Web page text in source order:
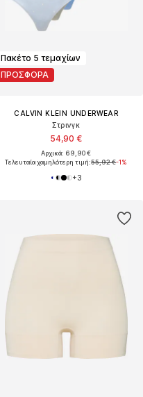
Πακέτο 5 τεμαχίων
ΠΡΟΣΦΟΡΑ
CALVIN KLEIN UNDERWEAR
Στρινγκ
54,90 €
Αρχικά: 69,90 €
Τελευταία χαμηλότερη τιμή:55,92 €-1%
+3